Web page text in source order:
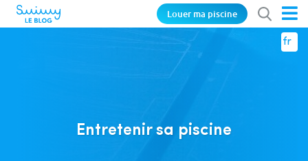
Louer ma piscine
fr
Entretenir sa piscine